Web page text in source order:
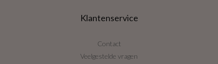
Klantenservice
Contact
Veelgestelde vragen